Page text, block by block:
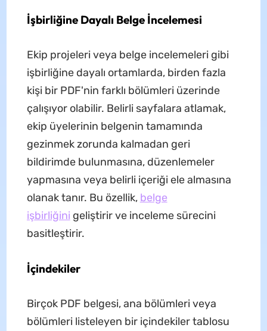
İşbirliğine Dayalı Belge İncelemesi
Ekip projeleri veya belge incelemeleri gibi
işbirliğine dayalı ortamlarda, birden fazla
kişi bir PDF'nin farklı bölümleri üzerinde
çalışıyor olabilir. Belirli sayfalara atlamak,
ekip üyelerinin belgenin tamamında
gezinmek zorunda kalmadan geri
bildirimde bulunmasına, düzenlemeler
yapmasına veya belirli içeriği ele almasına
olanak tanır. Bu özellik, belge
işbirliğini geliştirir ve inceleme sürecini
basitleştirir.
İçindekiler
Birçok PDF belgesi, ana bölümleri veya
bölümleri listeleyen bir içindekiler tablosu